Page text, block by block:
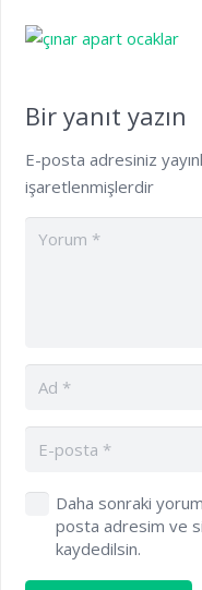
Bir yanıt yazın
E-posta adresiniz
işaretlenmişlerdir
Daha sonraki
posta adresim ve
kaydedilsin.